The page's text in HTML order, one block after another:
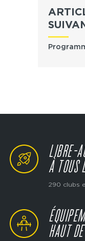
LIBRE-
À TOUS
290 clubs
HAUT